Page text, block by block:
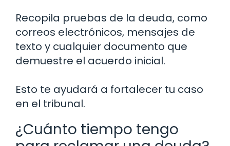
Recopila pruebas de la deuda, como
correos electrónicos, mensajes de
texto y cualquier documento que
demuestre el acuerdo inicial.
Esto te ayudará a fortalecer tu caso
en el tribunal.
¿Cuánto tiempo tengo